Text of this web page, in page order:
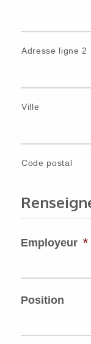
Adresse ligne 2
Ville
Code postal
Employeur *
Position